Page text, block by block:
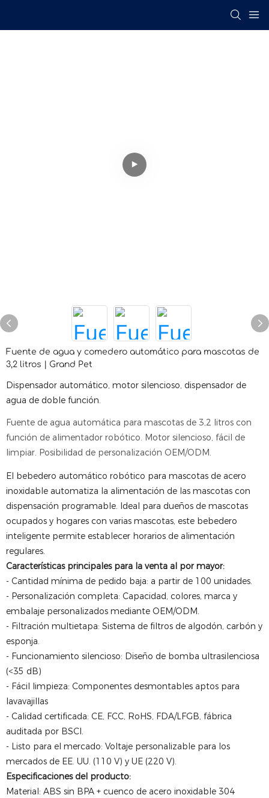
Fuente de agua y comedero automático para mascotas de
3,2 litros | Grand Pet
Dispensador automático, motor silencioso, dispensador de
agua de doble función.
Fuente de agua automática para mascotas de 3,2 litros con
función de alimentador robótico. Motor silencioso, fácil de
limpiar. Posibilidad de personalización OEM/ODM.
El bebedero automático robótico para mascotas de acero
inoxidable automatiza la alimentación de las mascotas con
dispensación programable. Ideal para dueños de mascotas
ocupados y hogares con varias mascotas, este bebedero
inteligente permite establecer horarios de alimentación
regulares.
Características principales para la venta al por mayor:
- Cantidad mínima de pedido baja: a partir de 100 unidades.
- Personalización completa: Capacidad, colores, marca y
embalaje personalizados mediante OEM/ODM.
- Filtración multietapa: Sistema de filtros de algodón, carbón y
esponja.
- Funcionamiento silencioso: Diseño de bomba ultrasilenciosa
(<35 dB)
- Fácil limpieza: Componentes desmontables aptos para
lavavajillas
- Calidad certificada: CE, FCC, RoHS, FDA/LFGB, fábrica
auditada por BSCI.
- Listo para el mercado: Voltaje personalizable para los
mercados de EE. UU. (110 V) y UE (220 V).
Especificaciones del producto:
Material: ABS sin BPA + cuenco de acero inoxidable 304